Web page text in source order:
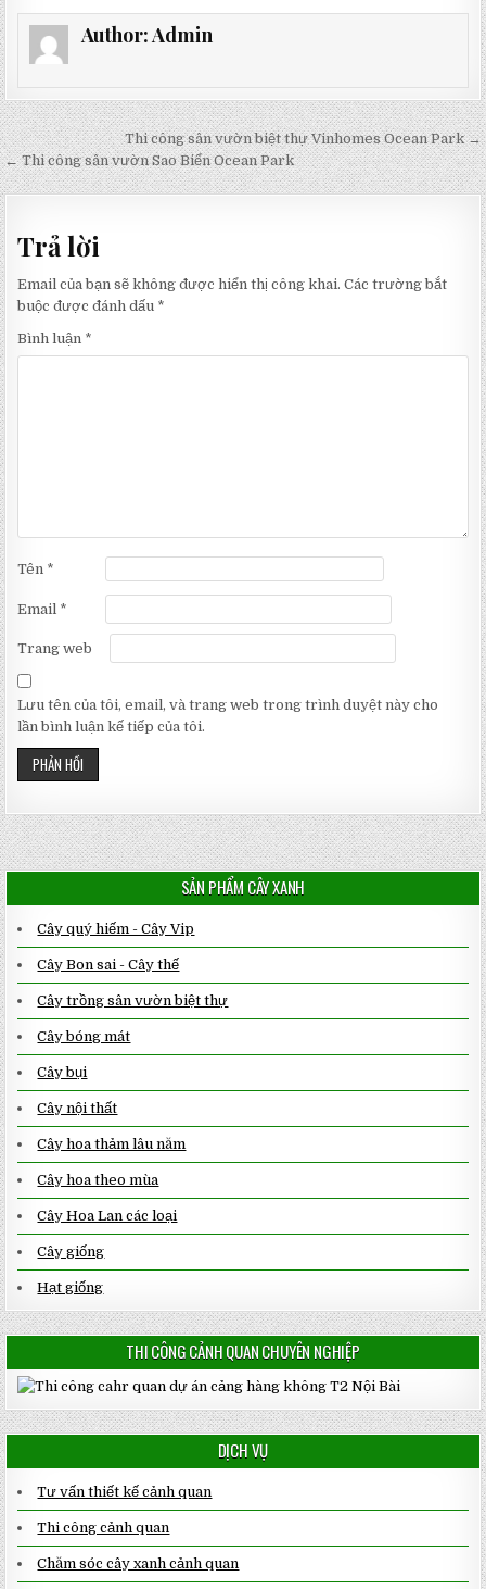
Author:Admin
Điều
hướng
bài
viết
Thi công sân vườn biệt thự Vinhomes Ocean Park →
← Thi công sân vườn Sao Biển Ocean Park
Trả lời
Email của bạn sẽ không được hiển thị công khai. Các trường bắt
buộc được đánh dấu *
Bình luận *
Tên *
Email *
Trang web
Lưu tên của tôi, email, và trang web trong trình duyệt này cho
lần bình luận kế tiếp của tôi.
SẢN PHẨM CÂY XANH
Cây quý hiếm - Cây Vip
Cây Bon sai - Cây thế
Cây trồng sân vườn biệt thự
Cây bóng mát
Cây bụi
Cây nội thất
Cây hoa thảm lâu năm
Cây hoa theo mùa
Cây Hoa Lan các loại
Cây giống
Hạt giống
THI CÔNG CẢNH QUAN CHUYÊN NGHIỆP
DỊCH VỤ
Tư vấn thiết kế cảnh quan
Thi công cảnh quan
Chăm sóc cây xanh cảnh quan